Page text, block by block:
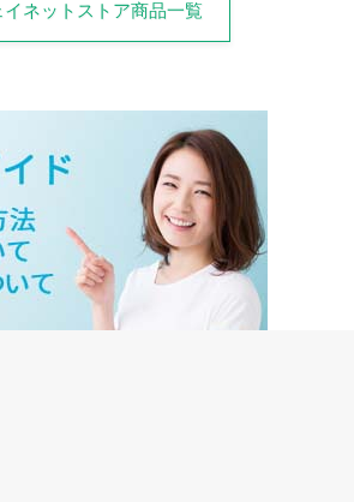
イネットストア商品一覧